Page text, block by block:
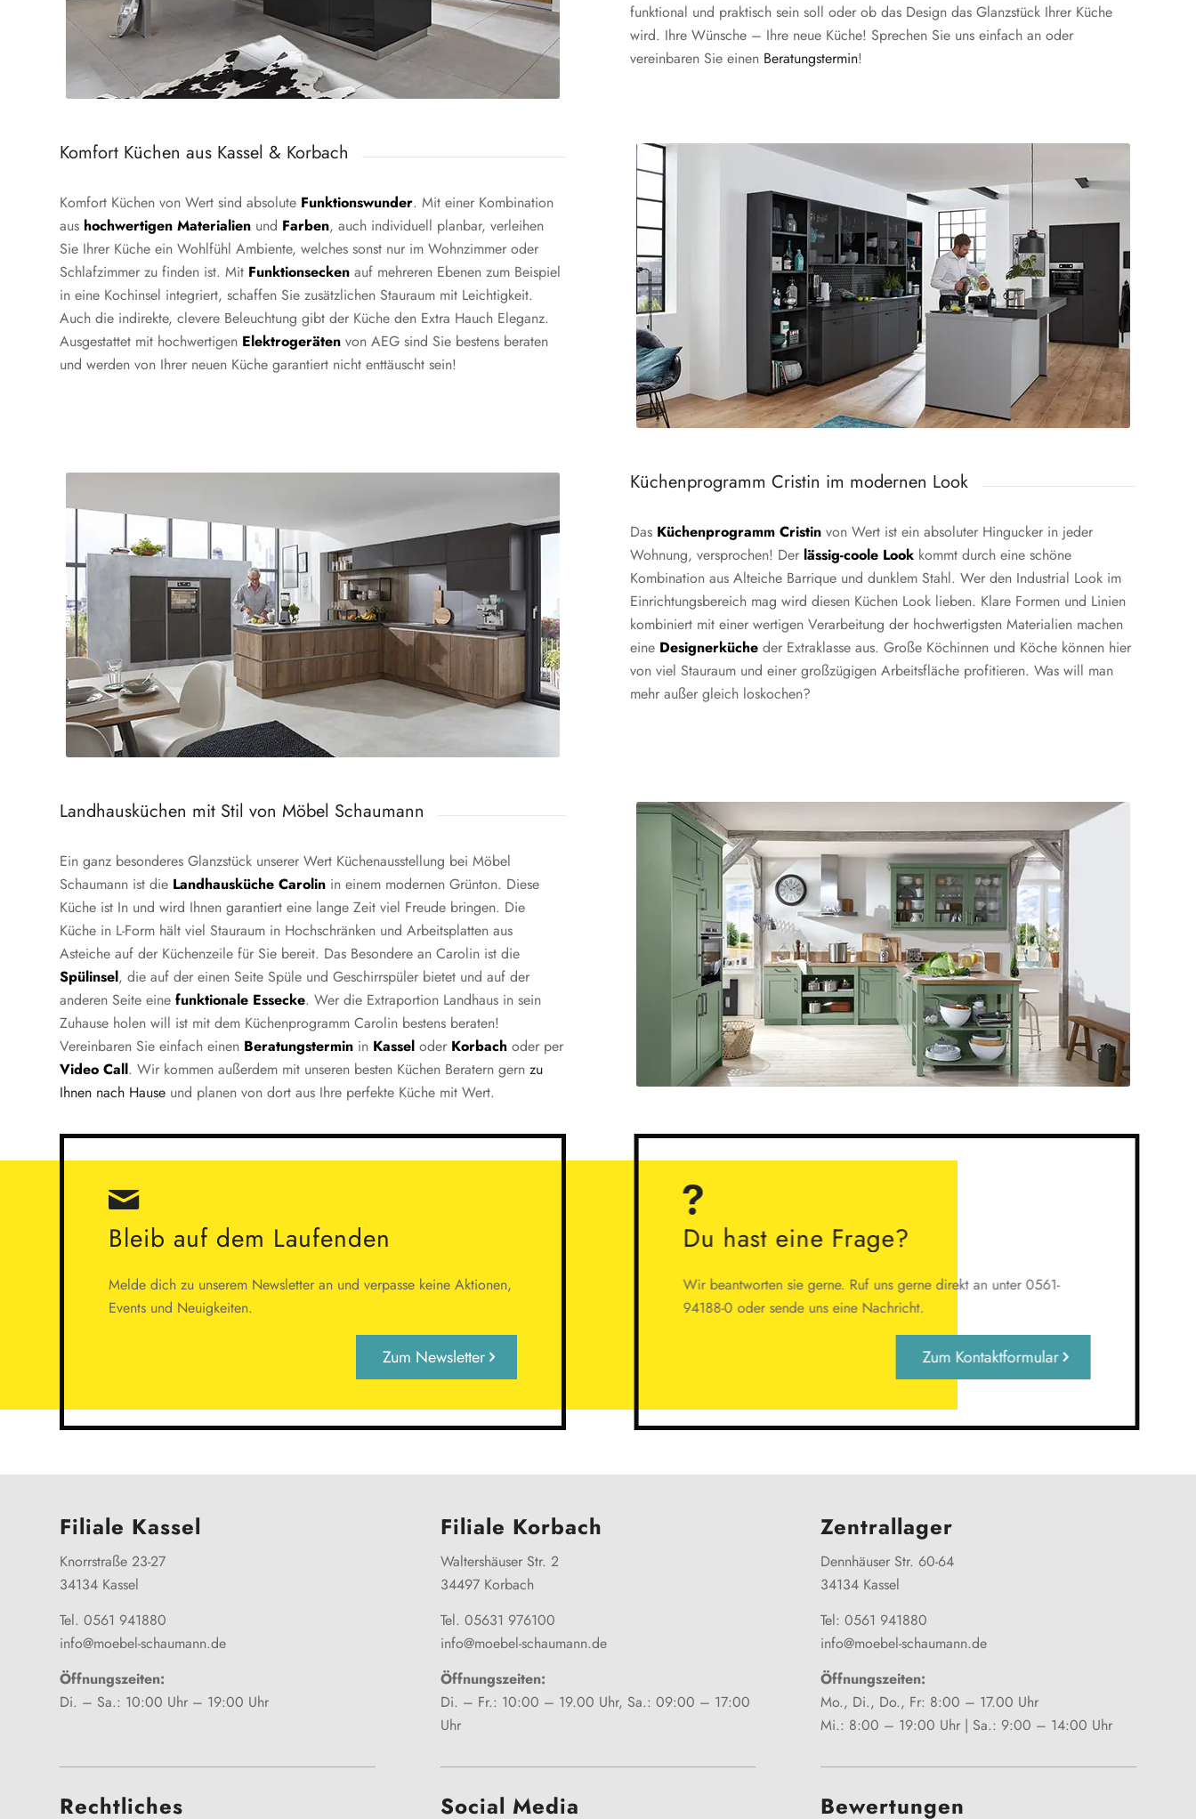
funktional und praktisch sein soll oder ob das Design das Glanzstück Ihrer Küche
wird. Ihre Wünsche – Ihre neue Küche! Sprechen Sie uns einfach an oder
vereinbaren Sie einen Beratungstermin!
Komfort Küchen aus Kassel & Korbach
Komfort Küchen von Wert sind absolute Funktionswunder. Mit einer Kombination
aus hochwertigen Materialien und Farben, auch individuell planbar, verleihen
Sie Ihrer Küche ein Wohlfühl Ambiente, welches sonst nur im Wohnzimmer oder
Schlafzimmer zu finden ist. Mit Funktionsecken auf mehreren Ebenen zum Beispiel
in eine Kochinsel integriert, schaffen Sie zusätzlichen Stauraum mit Leichtigkeit.
Auch die indirekte, clevere Beleuchtung gibt der Küche den Extra Hauch Eleganz.
Ausgestattet mit hochwertigen Elektrogeräten von AEG sind Sie bestens beraten
und werden von Ihrer neuen Küche garantiert nicht enttäuscht sein!
Küchenprogramm Cristin im modernen Look
Das Küchenprogramm Cristin von Wert ist ein absoluter Hingucker in jeder
Wohnung, versprochen! Der lässig-coole Look kommt durch eine schöne
Kombination aus Alteiche Barrique und dunklem Stahl. Wer den Industrial Look im
Einrichtungsbereich mag wird diesen Küchen Look lieben. Klare Formen und Linien
kombiniert mit einer wertigen Verarbeitung der hochwertigsten Materialien machen
eine Designerküche der Extraklasse aus. Große Köchinnen und Köche können hier
von viel Stauraum und einer großzügigen Arbeitsfläche profitieren. Was will man
mehr außer gleich loskochen?
Landhausküchen mit Stil von Möbel Schaumann
Ein ganz besonderes Glanzstück unserer Wert Küchenausstellung bei Möbel
Schaumann ist die Landhausküche Carolin in einem modernen Grünton. Diese
Küche ist In und wird Ihnen garantiert eine lange Zeit viel Freude bringen. Die
Küche in L-Form hält viel Stauraum in Hochschränken und Arbeitsplatten aus
Asteiche auf der Küchenzeile für Sie bereit. Das Besondere an Carolin ist die
Spülinsel, die auf der einen Seite Spüle und Geschirrspüler bietet und auf der
anderen Seite eine funktionale Essecke. Wer die Extraportion Landhaus in sein
Zuhause holen will ist mit dem Küchenprogramm Carolin bestens beraten!
Vereinbaren Sie einfach einen Beratungstermin in Kassel oder Korbach oder per
Video Call. Wir kommen außerdem mit unseren besten Küchen Beratern gern zu
Ihnen nach Hause und planen von dort aus Ihre perfekte Küche mit Wert.
Bleib auf dem Laufenden
Melde dich zu unserem Newsletter an und verpasse keine Aktionen,
Events und Neuigkeiten.
Zum Newsletter
Du hast eine Frage?
Wir beantworten sie gerne. Ruf uns gerne direkt an unter 0561-
94188-0 oder sende uns eine Nachricht.
Zum Kontaktformular
Filiale Kassel
Knorrstraße 23-27
34134 Kassel
Tel. 0561 941880
info@moebel-schaumann.de
Öffnungszeiten:
Di. – Sa.: 10:00 Uhr – 19:00 Uhr
Rechtliches
Filiale Korbach
Waltershäuser Str. 2
34497 Korbach
Tel. 05631 976100
info@moebel-schaumann.de
Öffnungszeiten:
Di. – Fr.: 10:00 – 19.00 Uhr, Sa.: 09:00 – 17:00
Uhr
Social Media
Zentrallager
Dennhäuser Str. 60-64
34134 Kassel
Tel: 0561 941880
info@moebel-schaumann.de
Öffnungszeiten:
Mo., Di., Do., Fr: 8:00 – 17.00 Uhr
Mi.: 8:00 – 19:00 Uhr | Sa.: 9:00 – 14:00 Uhr
Bewertungen